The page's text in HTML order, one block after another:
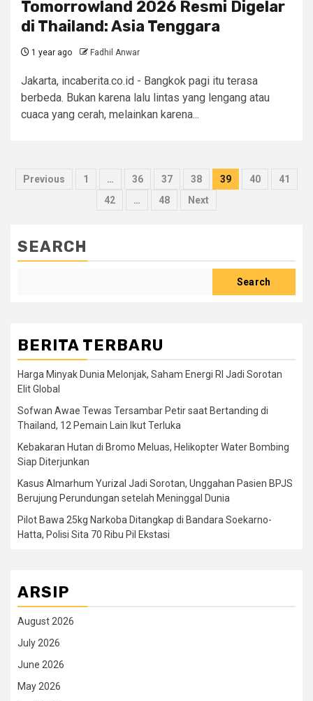
Tomorrowland 2026 Resmi Digelar
di Thailand: Asia Tenggara
1 year ago Fadhil Anwar
Jakarta, incaberita.co.id - Bangkok pagi itu terasa
berbeda. Bukan karena lalu lintas yang lengang atau
cuaca yang cerah, melainkan karena...
Posts
pagination
Previous 1 … 36 37 38 39 40
41
42
… 48 Next
SEARCH
Search
BERITA TERBARU
Harga Minyak Dunia Melonjak, Saham Energi RI Jadi Sorotan
Elit Global
Sofwan Awae Tewas Tersambar Petir saat Bertanding di
Thailand, 12 Pemain Lain Ikut Terluka
Kebakaran Hutan di Bromo Meluas, Helikopter Water Bombing
Siap Diterjunkan
Kasus Almarhum Yurizal Jadi Sorotan, Unggahan Pasien BPJS
Berujung Perundungan setelah Meninggal Dunia
Pilot Bawa 25kg Narkoba Ditangkap di Bandara Soekarno-
Hatta, Polisi Sita 70 Ribu Pil Ekstasi
ARSIP
August 2026
July 2026
June 2026
May 2026